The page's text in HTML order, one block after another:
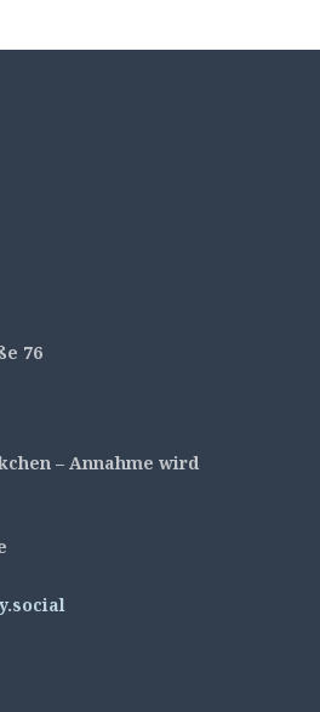
76
– Annahme wird